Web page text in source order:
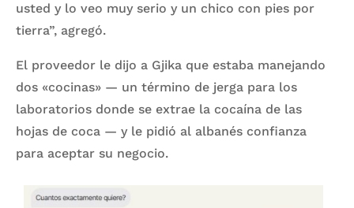
usted y lo veo muy serio y un chico con pies por
tierra”, agregó.
El proveedor le dijo a Gjika que estaba manejando
dos «cocinas» — un término de jerga para los
laboratorios donde se extrae la cocaína de las
hojas de coca — y le pidió al albanés confianza
para aceptar su negocio.